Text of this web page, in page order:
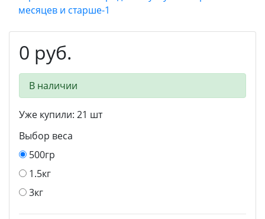
0 руб.
В наличии
Уже купили: 21 шт
Выбор веса
500гр
1.5кг
3кг